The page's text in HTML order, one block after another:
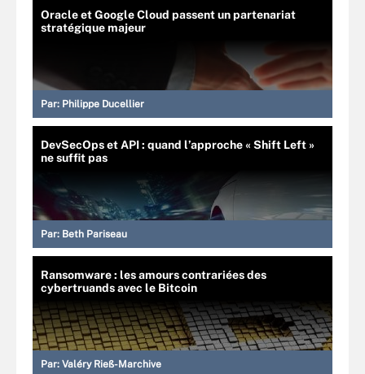
Oracle et Google Cloud passent un partenariat
stratégique majeur
Par: Philippe Ducellier
DevSecOps et API : quand l’approche « Shift Left »
ne suffit pas
Par: Beth Pariseau
Ransomware : les amours contrariées des
cybertruands avec le Bitcoin
Par: Valéry Rieß-Marchive